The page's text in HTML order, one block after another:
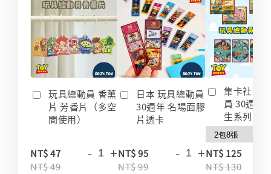
玩具總動員 香薰
片 芳香片（多空
間使用）
NT$ 47
NT$ 49
- +
日本 玩具總動員
30週年 名場面膠
片透卡
NT$ 95
NT$ 99
- +
集卡社 玩
員 30週年
生系列 收
NT$ 125
NT$ 130